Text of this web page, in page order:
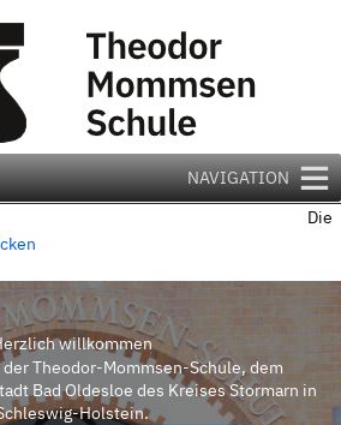
NAVIGATION
willkommen
Theodor-Mommsen-Schule, dem
Bad Oldesloe des Kreises Stormarn in
Holstein.